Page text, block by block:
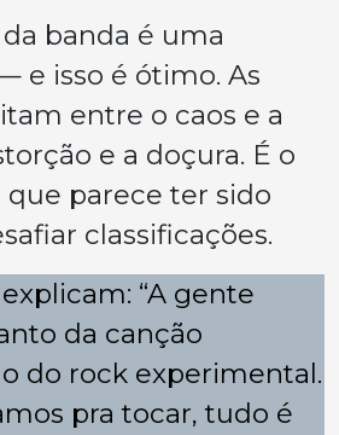
banda é uma
e isso é ótimo. As
entre o caos e a
e a doçura. É o
parece ter sido
classificações.
“A gente
da canção
do rock experimental.
pra tocar, tudo é